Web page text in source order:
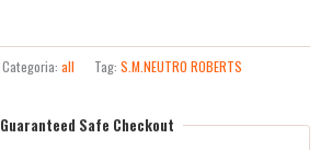
Categoria: all Tag: S.M.NEUTRO ROBERTS
Guaranteed Safe Checkout